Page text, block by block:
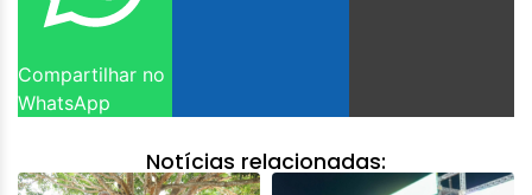
Compartilhar no
WhatsApp
Notícias relacionadas: